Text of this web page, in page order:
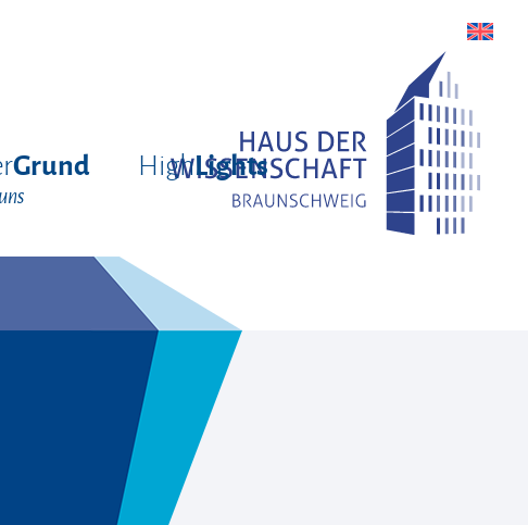
Grund HighLights